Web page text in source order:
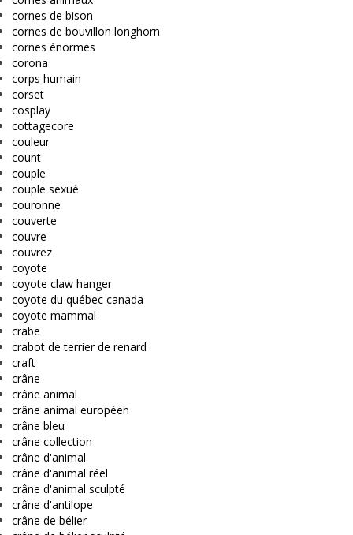
cornes de bison
cornes de bouvillon longhorn
cornes énormes
corona
corps humain
corset
cosplay
cottagecore
couleur
count
couple
couple sexué
couronne
couverte
couvre
couvrez
coyote
coyote claw hanger
coyote du québec canada
coyote mammal
crabe
crabot de terrier de renard
craft
crâne
crâne animal
crâne animal européen
crâne bleu
crâne collection
crâne d'animal
crâne d'animal réel
crâne d'animal sculpté
crâne d'antilope
crâne de bélier